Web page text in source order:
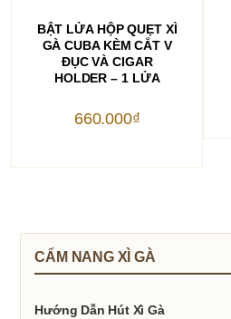
THÊM VÀO GIỎ HÀNG
BẬT LỬA HỘP QUẸT XÌ
GÀ CUBA KÈM CẮT V
ĐỤC VÀ CIGAR
HOLDER – 1 LỬA
660.000₫
CẨM NANG XÌ GÀ
Hướng Dẫn Hút Xì Gà